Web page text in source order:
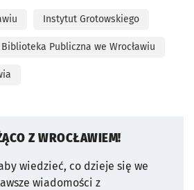
Instytut Grotowskiego
Publiczna we Wrocławiu
Z WROCŁAWIEM!
wiedzieć, co dzieje się we
wiadomości z